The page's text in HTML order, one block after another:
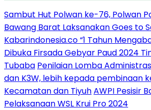
Sambut Hut Polwan ke-76, Polwan
Bawang Barat Laksanakan Goes to
Kabarindonesia.co “1 Tahun
Dibuka Firsada Gebyar Paud 2024
Tubaba Penilaian Lomba
dan K3W, lebih kepada pembinaan
Kecamatan dan TiyuhAWPI Pesisir
Pelaksanaan WSL Krui Pro 2024